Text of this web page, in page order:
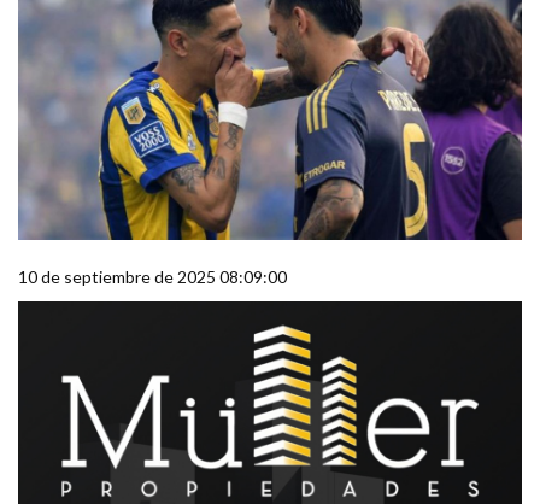
10 de septiembre de 2025 08:09:00